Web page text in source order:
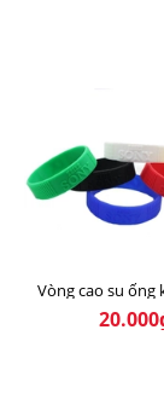
Vòng cao su ống